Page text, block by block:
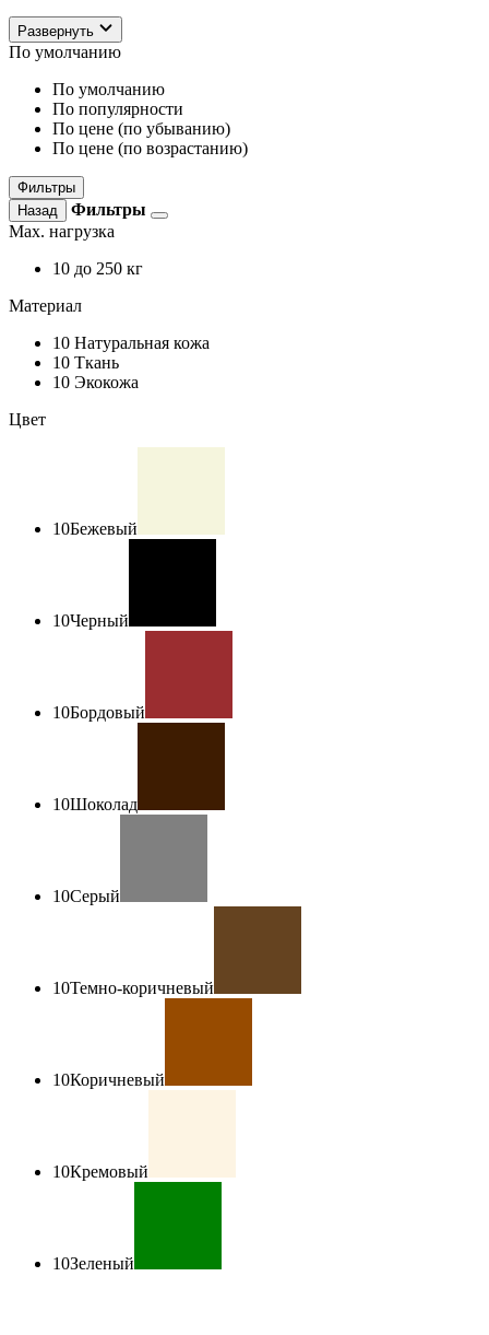
Развернуть
По умолчанию
По умолчанию
По популярности
По цене (по убыванию)
По цене (по возрастанию)
Фильтры
Назад
Фильтры
Max. нагрузка
10 до 250 кг
Материал
10 Натуральная кожа
10 Ткань
10 Экокожа
Цвет
10Бежевый
10Черный
10Бордовый
10Шоколад
10Серый
10Темно-коричневый
10Коричневый
10Кремовый
10Зеленый